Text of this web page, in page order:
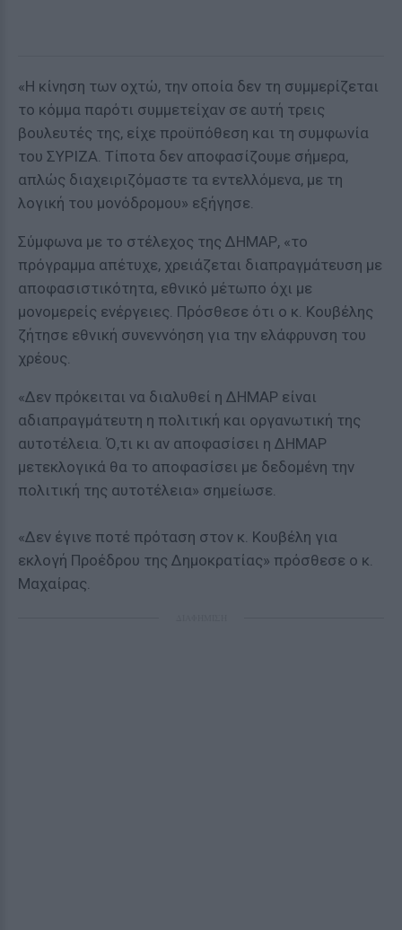
«Η κίνηση των οχτώ, την οποία δεν τη συμμερίζεται
το κόμμα παρότι συμμετείχαν σε αυτή τρεις
βουλευτές της, είχε προϋπόθεση και τη συμφωνία
του ΣΥΡΙΖΑ. Τίποτα δεν αποφασίζουμε σήμερα,
απλώς διαχειριζόμαστε τα εντελλόμενα, με τη
λογική του μονόδρομου» εξήγησε.
Σύμφωνα με το στέλεχος της ΔΗΜΑΡ, «το
πρόγραμμα απέτυχε, χρειάζεται διαπραγμάτευση με
αποφασιστικότητα, εθνικό μέτωπο όχι με
μονομερείς ενέργειες. Πρόσθεσε ότι ο κ. Κουβέλης
ζήτησε εθνική συνεννόηση για την ελάφρυνση του
χρέους.
«Δεν πρόκειται να διαλυθεί η ΔΗΜΑΡ είναι
αδιαπραγμάτευτη η πολιτική και οργανωτική της
αυτοτέλεια. Ό,τι κι αν αποφασίσει η ΔΗΜΑΡ
μετεκλογικά θα το αποφασίσει με δεδομένη την
πολιτική της αυτοτέλεια» σημείωσε.
«Δεν έγινε ποτέ πρόταση στον κ. Κουβέλη για
εκλογή Προέδρου της Δημοκρατίας» πρόσθεσε ο κ.
Μαχαίρας.